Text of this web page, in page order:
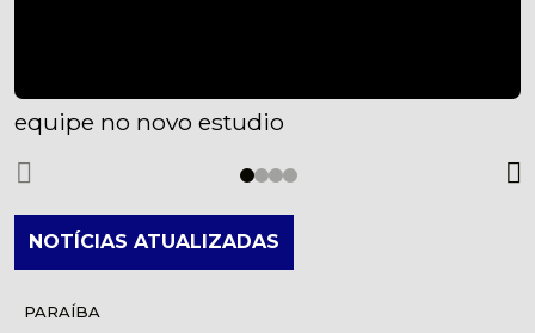
equipe no novo estudio
NOTÍCIAS ATUALIZADAS
PARAÍBA